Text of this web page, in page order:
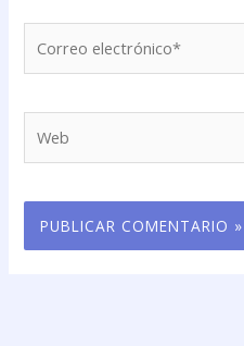
electrónico*